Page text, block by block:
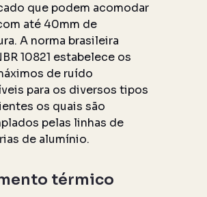
que podem acomodar
até 40mm de
A norma brasileira
10821 estabelece os
de ruído
para os diversos tipos
os quais são
pelas linhas de
de alumínio.
térmico